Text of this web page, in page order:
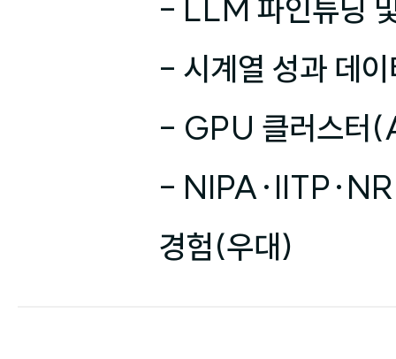
- LLM 파인튜닝
- 시계열 성과 데
- GPU 클러스터
-
경험(우대)